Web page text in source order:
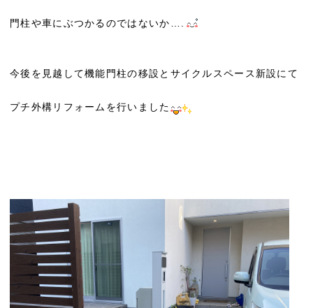
門柱や車にぶつかるのではないか….
今後を見越して機能門柱の移設とサイクルスペース新設にて
プチ外構リフォームを行いました